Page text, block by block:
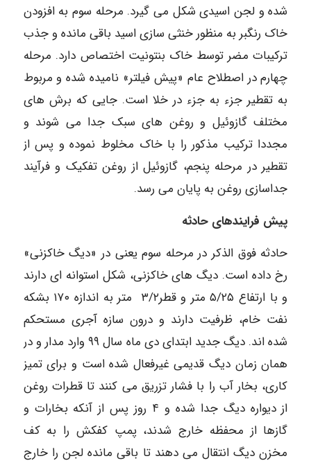
شده و لجن اسیدی شکل می گیرد. مرحله سوم به افزودن
خاک رنگبر به منظور خنثی سازی اسید باقی مانده و جذب
ترکیبات مضر توسط خاک بنتونیت اختصاص دارد. مرحله
چهارم در اصطلاح عام «پیش فیلتر» نامیده شده و مربوط
به تقطیر جزء به جزء در خلا است. جایی که برش های
مختلف گازوئیل و روغن های سبک جدا می شوند و
مجددا ترکیب مذکور را با خاک مخلوط نموده و پس از
تقطیر در مرحله پنجم، گازوئیل از روغن تفکیک و فرآیند
جداسازی روغن به پایان می رسد.
پیش فرایندهای حادثه
حادثه فوق الذکر در مرحله سوم یعنی در «دیگ خاکزنی»
رخ داده است. دیگ های خاکزنی، شکل استوانه ای دارند
و با ارتفاع ۵/۲۵ متر و قطر۳/۲ متر به اندازه ۱۷۰ بشکه
نفت خام، ظرفیت دارند و درون سازه آجری مستحکم
شده اند. دیگ جدید ابتدای دی ماه سال ۹۹ وارد مدار و در
همان زمان دیگ قدیمی غیرفعال شده است و برای تمیز
کاری، بخار آب را با فشار تزریق می کنند تا قطرات روغن
از دیواره دیگ جدا شده و ۴ روز پس از آنکه بخارات و
گازها از محفظه خارج شدند، پمپ کفکش را به کف
مخزن دیگ انتقال می دهند تا باقی مانده لجن را خارج